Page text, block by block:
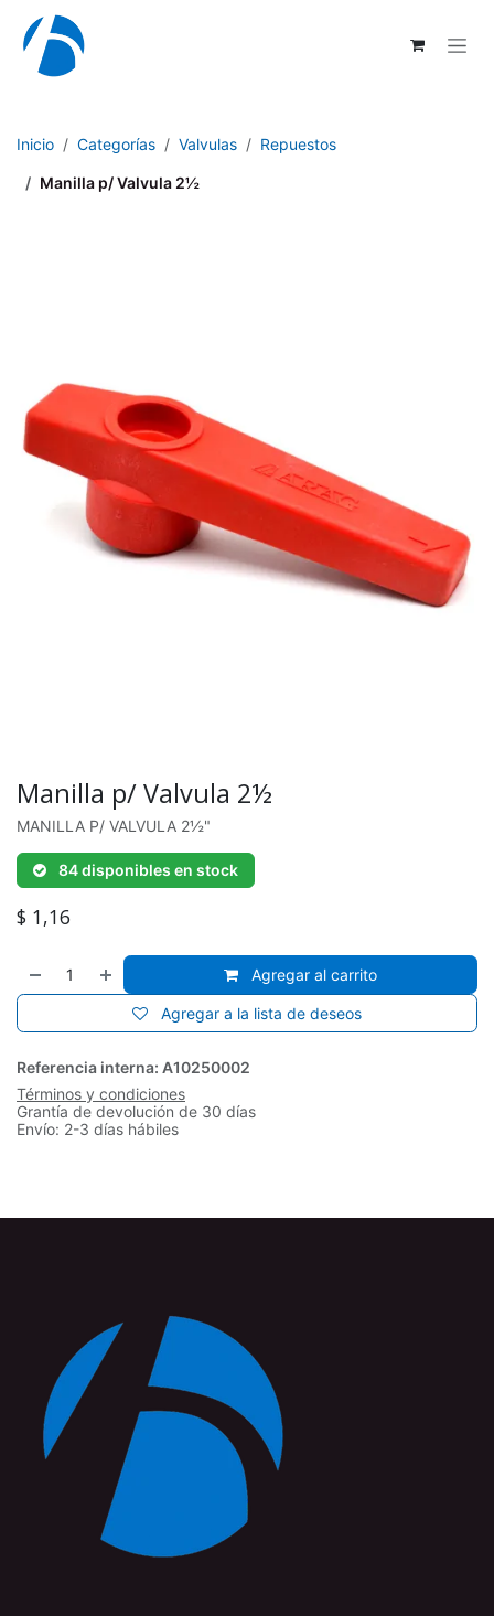
Ir al contenido
Inicio Categorías Valvulas Repuestos
Manilla p/ Valvula 2½
Manilla p/ Valvula 2½
MANILLA P/ VALVULA 2½"
84 disponibles en stock
$ 1,16
Agregar al carrito
Agregar a la lista de deseos
Referencia interna: A10250002
Términos y condiciones
Grantía de devolución de 30 días
Envío: 2-3 días hábiles